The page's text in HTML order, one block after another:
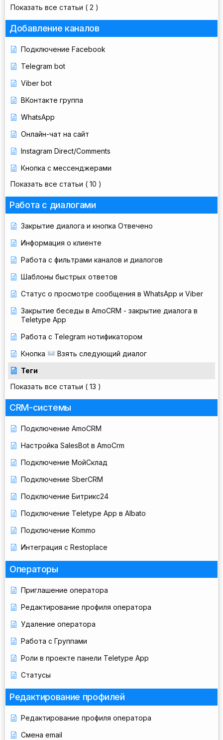
Показать все статьи ( 2 )
Добавление каналов
Подключение Facebook
Telegram bot
Viber bot
ВКонтакте группа
WhatsApp
Онлайн-чат на сайт
Instagram Direct/Comments
Кнопка с мессенджерами
Показать все статьи ( 10 )
Работа с диалогами
Закрытие диалога и кнопка Отвечено
Информация о клиенте
Работа с фильтрами каналов и диалогов
Шаблоны быстрых ответов
Статус о просмотре сообщения в WhatsApp и Viber
Закрытие беседы в AmoCRM - закрытие диалога в
Teletype App
Работа с Telegram нотификатором
Кнопка
Взять следующий диалог
Теги
Показать все статьи ( 13 )
CRM-системы
Подключение AmoCRM
Настройка SalesBot в AmoCrm
Подключение МойСклад
Подключение SberCRM
Подключение Битрикс24
Подключение Teletype App в Albato
Подключение Kommo
Интеграция с Restoplace
Операторы
Приглашение оператора
Редактирование профиля оператора
Удаление оператора
Работа с Группами
Роли в проекте панели Teletype App
Статусы
Редактирование профилей
Редактирование профиля оператора
Смена email